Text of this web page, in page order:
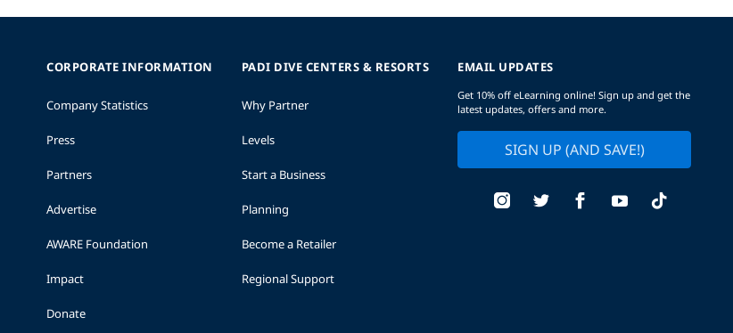
EMAIL UPDATES
Get 10% off eLearning online! Sign up and get the
latest updates, offers and more.
SIGN UP (AND SAVE!)
CORPORATE INFORMATION
Company Statistics
Press
Partners
Advertise
AWARE Foundation
Impact
Donate
PADI DIVE CENTERS & RESORTS
Why Partner
Levels
Start a Business
Planning
Become a Retailer
Regional Support